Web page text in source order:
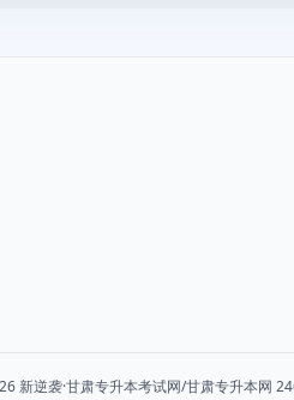
新逆袭·甘肃专升本考试网/甘肃专升本网